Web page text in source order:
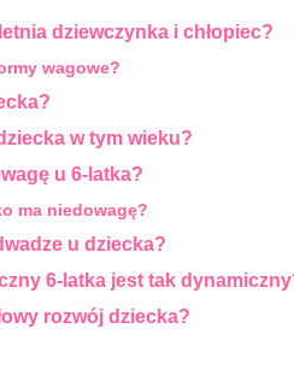
dziewczynka i chłopiec?
wagowe?
w tym wieku?
u 6-latka?
ma niedowagę?
u dziecka?
6-latka jest tak
rozwój dziecka?